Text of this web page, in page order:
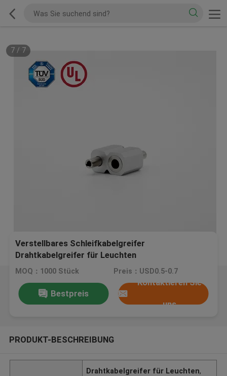
7/ 7
Verstellbares Schleifkabelgreifer
Drahtkabelgreifer für Leuchten
MOQ：1000 Stück Preis：USD0.5-0.7
Bestpreis
Kontaktieren Sie
uns
PRODUKT-BESCHREIBUNG
Drahtkabelgreifer für Leuchten,